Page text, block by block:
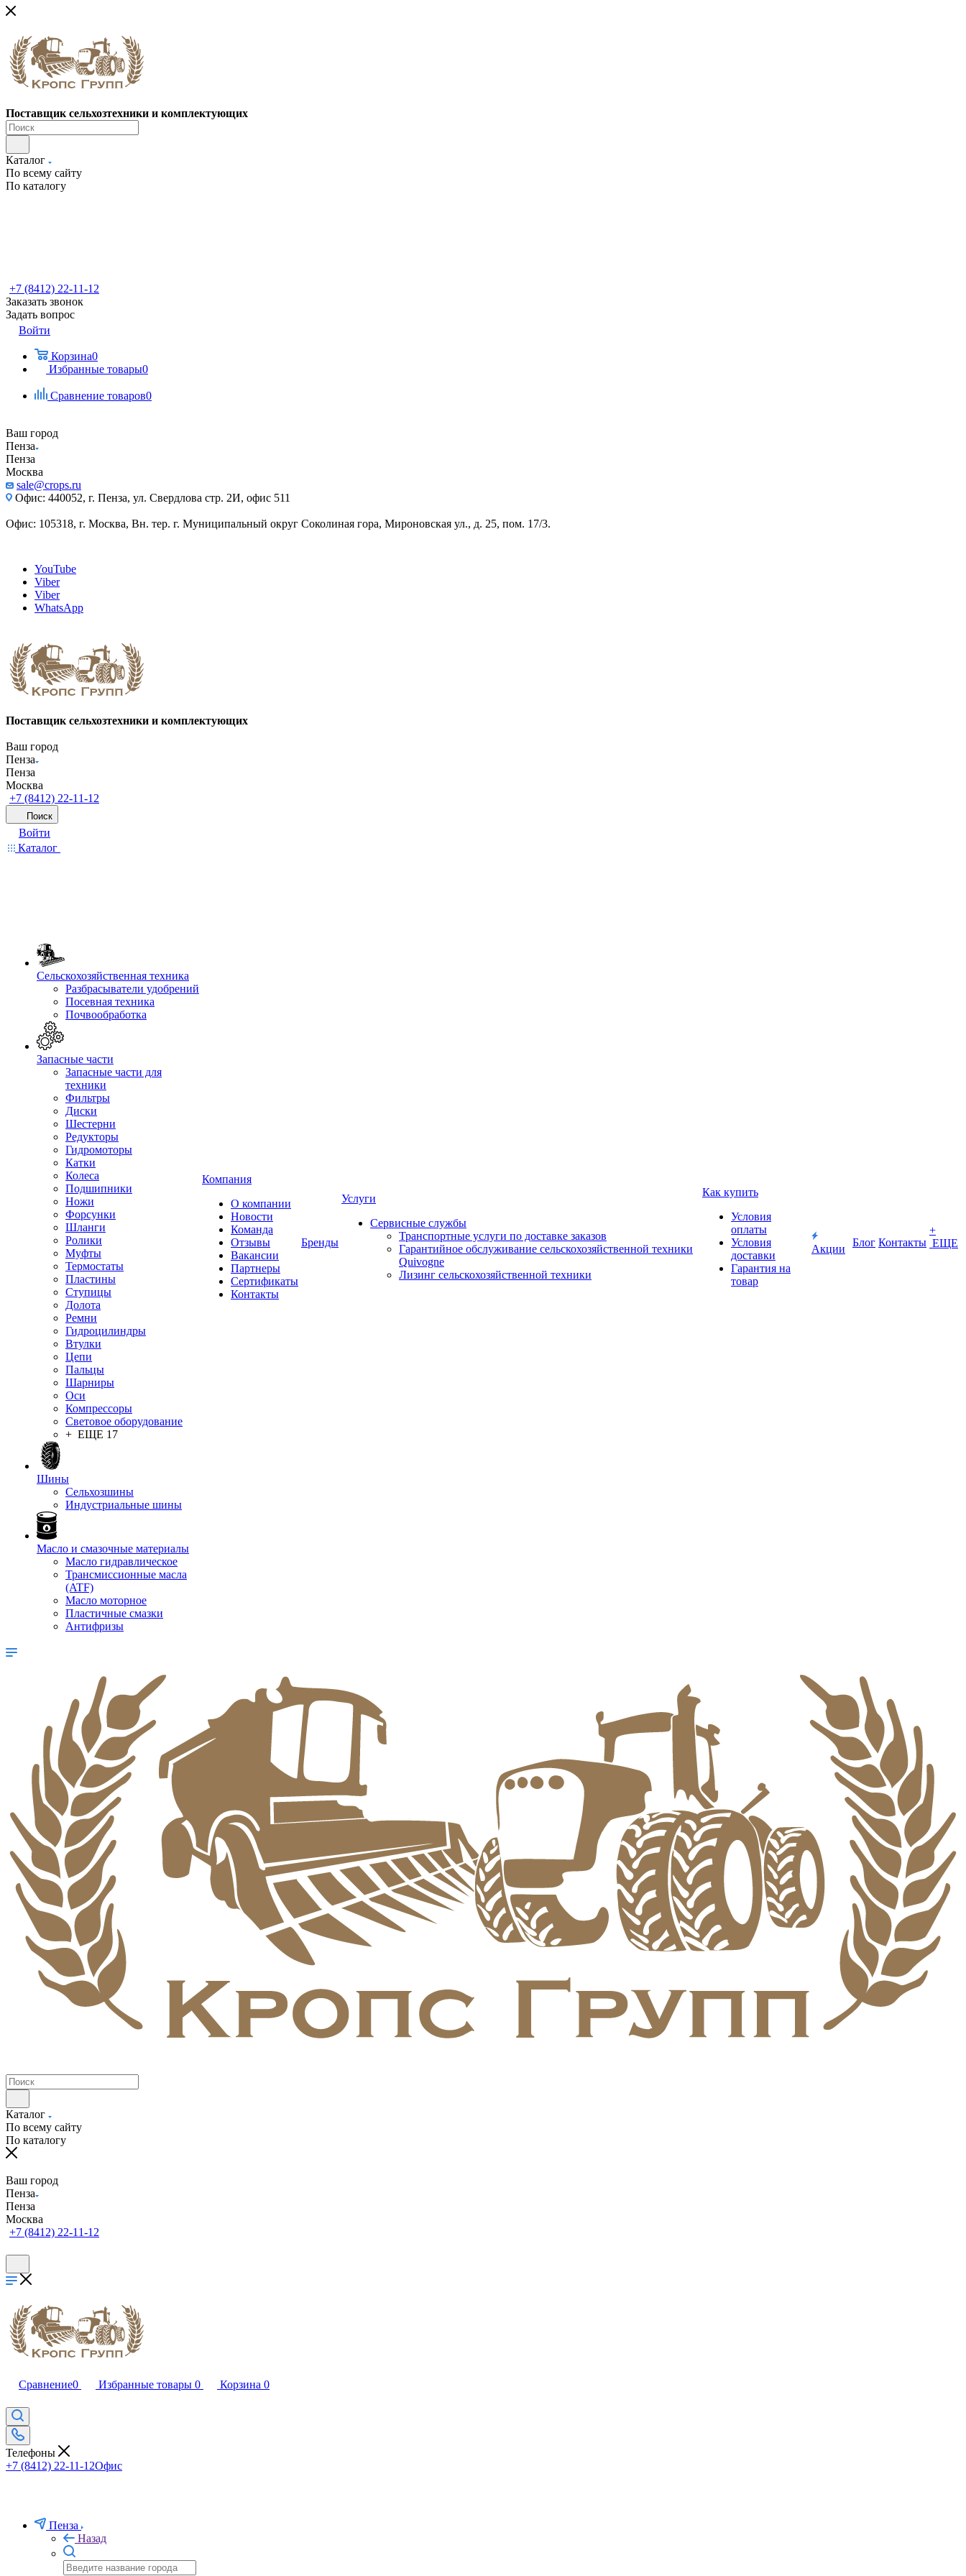
Поставщик сельхозтехники и комплектующих
Каталог
По всему сайту
По каталогу
+7 (8412) 22-11-12
Заказать звонок
Задать вопрос
Войти
Корзина0
Избранные товары0
Сравнение товаров0
Ваш город
Пенза
Пенза
Москва
sale@crops.ru
Офис: 440052, г. Пенза, ул. Свердлова стр. 2И, офис 511
Офис: 105318, г. Москва, Вн. тер. г. Муниципальный округ Соколиная гора, Мироновская ул., д. 25, пом. 17/3.
YouTube
Viber
Viber
WhatsApp
Поставщик сельхозтехники и комплектующих
Ваш город
Пенза
Пенза
Москва
+7 (8412) 22-11-12
Поиск
Войти
Каталог
Сельскохозяйственная техника
Разбрасыватели удобрений
Посевная техника
Почвообработка
Запасные части
Запасные части для
техники
Фильтры
Диски
Шестерни
Редукторы
Гидромоторы
Катки
Колеса
Подшипники
Ножи
Форсунки
Шланги
Ролики
Муфты
Термостаты
Пластины
Ступицы
Долота
Ремни
Гидроцилиндры
Втулки
Цепи
Пальцы
Шарниры
Оси
Компрессоры
Световое оборудование
+ ЕЩЕ 17
Шины
Сельхозшины
Индустриальные шины
Масло и смазочные материалы
Масло гидравлическое
Трансмиссионные масла
(ATF)
Масло моторное
Пластичные смазки
Антифризы
Компания
О компании
Новости
Команда
Отзывы
Вакансии
Партнеры
Сертификаты
Контакты
Бренды
Услуги
Сервисные службы
Транспортные услуги по доставке заказов
Гарантийное обслуживание сельскохозяйственной техники
Quivogne
Лизинг сельскохозяйственной техники
Как купить
Условия
оплаты
Условия
доставки
Гарантия на
товар
Акции
Блог Контакты
+
ЕЩЕ
Каталог
По всему сайту
По каталогу
Ваш город
Пенза
Пенза
Москва
+7 (8412) 22-11-12
Сравнение0 Избранные товары 0 Корзина 0
Телефоны
+7 (8412) 22-11-12Офис
Пенза
Назад